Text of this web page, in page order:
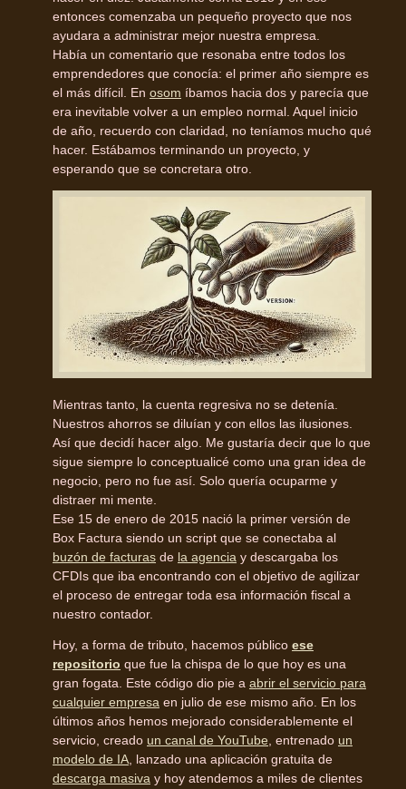
entonces comenzaba un pequeño proyecto que nos
ayudara a administrar mejor nuestra empresa.
Había un comentario que resonaba entre todos los
emprendedores que conocía: el primer año siempre es
el más difícil. En osom íbamos hacia dos y parecía que
era inevitable volver a un empleo normal. Aquel inicio
de año, recuerdo con claridad, no teníamos mucho qué
hacer. Estábamos terminando un proyecto, y
esperando que se concretara otro.
Mientras tanto, la cuenta regresiva no se detenía.
Nuestros ahorros se diluían y con ellos las ilusiones.
Así que decidí hacer algo. Me gustaría decir que lo que
sigue siempre lo conceptualicé como una gran idea de
negocio, pero no fue así. Solo quería ocuparme y
distraer mi mente.
Ese 15 de enero de 2015 nació la primer versión de
Box Factura siendo un script que se conectaba al
buzón de facturas de la agencia y descargaba los
CFDIs que iba encontrando con el objetivo de agilizar
el proceso de entregar toda esa información fiscal a
nuestro contador.
Hoy, a forma de tributo, hacemos público ese
repositorio que fue la chispa de lo que hoy es una
gran fogata. Este código dio pie a abrir el servicio para
cualquier empresa en julio de ese mismo año. En los
últimos años hemos mejorado considerablemente el
servicio, creado un canal de YouTube , entrenado un
modelo de IA , lanzado una aplicación gratuita de
descarga masiva y hoy atendemos a miles de clientes